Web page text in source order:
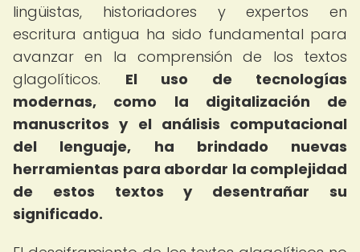
lingüistas, historiadores y expertos en
escritura antigua ha sido fundamental para
avanzar en la comprensión de los textos
glagolíticos. El uso de tecnologías
modernas, como la digitalización de
manuscritos y el análisis computacional
del lenguaje, ha brindado nuevas
herramientas para abordar la complejidad
de estos textos y desentrañar su
significado.